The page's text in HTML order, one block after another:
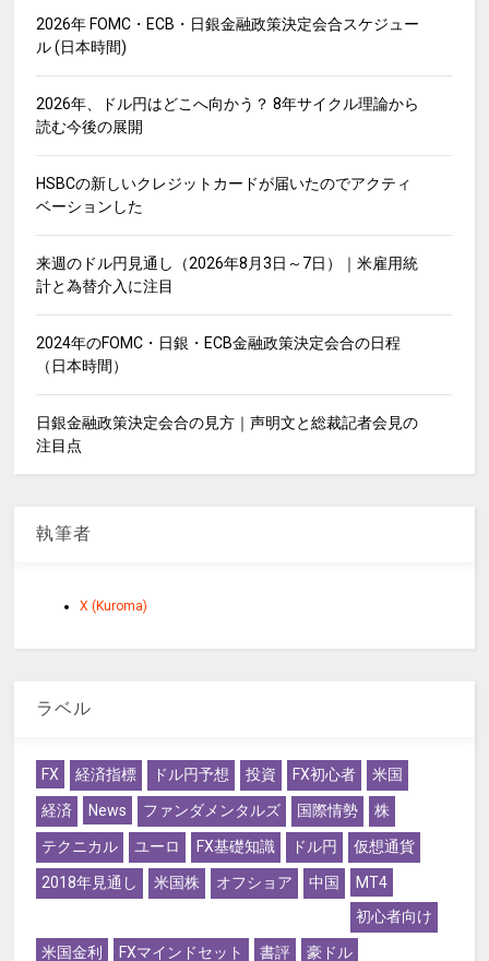
2026年 FOMC・ECB・日銀金融政策決定会合スケジュー
ル (日本時間)
2026年、ドル円はどこへ向かう？ 8年サイクル理論から
読む今後の展開
HSBCの新しいクレジットカードが届いたのでアクティ
ベーションした
来週のドル円見通し（2026年8月3日～7日）｜米雇用統
計と為替介入に注目
2024年のFOMC・日銀・ECB金融政策決定会合の日程
（日本時間）
日銀金融政策決定会合の見方｜声明文と総裁記者会見の
注目点
執筆者
X (Kuroma)
ラベル
FX 経済指標 ドル円予想 投資 FX初心者 米国
経済 News ファンダメンタルズ 国際情勢 株
テクニカル ユーロ FX基礎知識 ドル円 仮想通貨
2018年見通し 米国株 オフショア 中国
MT4
初心者向け
米国金利 FXマインドセット 書評 豪ドル